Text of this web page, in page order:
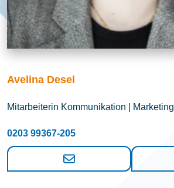
Avelina Desel
Mitarbeiterin Kommunikation | Marketing
0203 99367-205